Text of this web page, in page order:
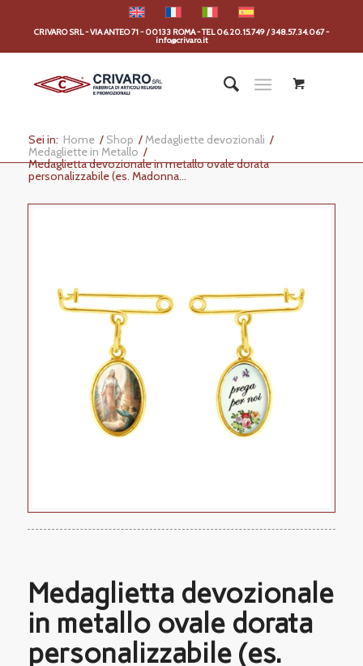
CRIVARO SRL - VIA ANTEO 71 - 00133 ROMA - TEL 06.20.15.749 / 348.57.34.067 -
info@crivaro.it
Sei in: Home / Shop /Medagliette devozionali /
Medagliette in Metallo /
Medaglietta devozionale in metallo ovale dorata
personalizzabile (es. Madonna...
Medaglietta devozionale
in metallo ovale dorata
personalizzabile (es.